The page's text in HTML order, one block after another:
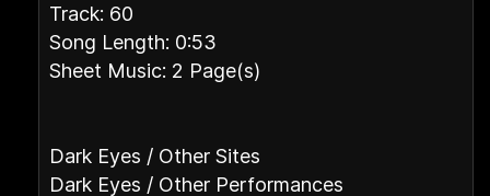
Track: 60
Song Length: 0:53
Sheet Music: 2 Page(s)
Dark Eyes / Other Sites
Dark Eyes / Other Performances